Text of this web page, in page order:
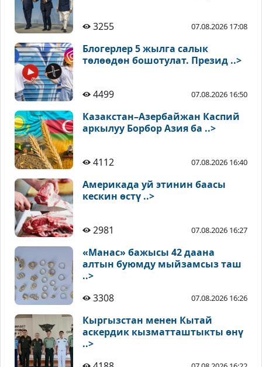
3255 07.08.2026 17:08
Блогерлер 5 жылга салык
төлөөдөн бошотулат. Презид ..>
4499 07.08.2026 16:50
Казакстан–Азербайжан Каспий
аркылуу Борбор Азия ба ..>
4112 07.08.2026 16:40
Америкада уй этинин баасы
кескин өстү ..>
2981 07.08.2026 16:27
«Манас» бажысы 42 даана
алтын буюмду мыйзамсыз таш
..>
3308
07.08.2026 16:26
Кыргызстан менен Кытай
аскердик кызматташтыкты өнү
..>